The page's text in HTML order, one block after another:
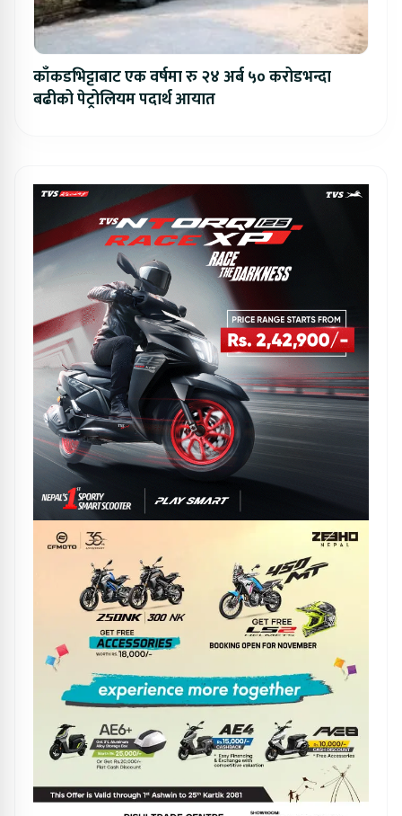
काँकडभिट्टाबाट एक वर्षमा रु २४ अर्ब ५० करोडभन्दा
बढीको पेट्रोलियम पदार्थ आयात